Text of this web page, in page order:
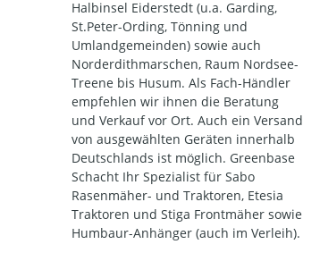
Halbinsel Eiderstedt (u.a. Garding,
St.Peter-Ording, Tönning und
Umlandgemeinden) sowie auch
Norderdithmarschen, Raum Nordsee-
Treene bis Husum. Als Fach-Händler
empfehlen wir ihnen die Beratung
und Verkauf vor Ort. Auch ein Versand
von ausgewählten Geräten innerhalb
Deutschlands ist möglich. Greenbase
Schacht Ihr Spezialist für Sabo
Rasenmäher- und Traktoren, Etesia
Traktoren und Stiga Frontmäher sowie
Humbaur-Anhänger (auch im Verleih).